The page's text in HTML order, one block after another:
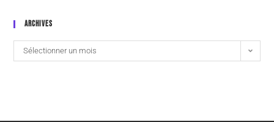
ARCHIVES
Sélectionner un mois